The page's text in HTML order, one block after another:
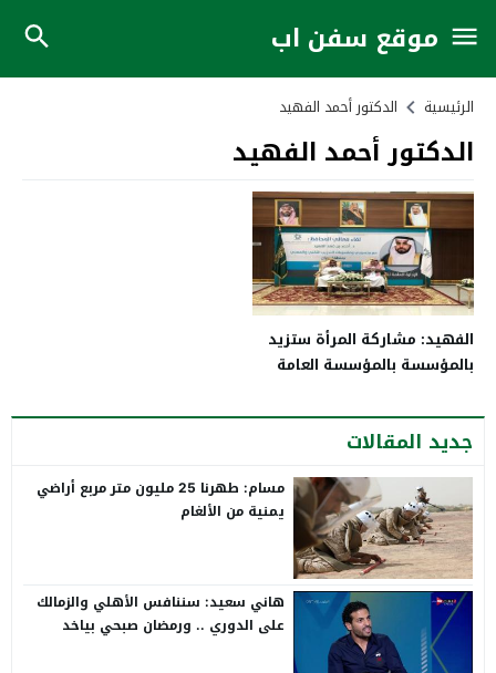
موقع سفن اب
الرئيسية الدكتور أحمد الفهيد
الدكتور أحمد الفهيد
الفهيد: مشاركة المرأة ستزيد
بالمؤسسة بالمؤسسة العامة
2021
جديد المقالات
مسام: طهرنا 25 مليون متر مربع أراضي
يمنية من الألغام
هاني سعيد: سننافس الأهلي والزمالك
على الدوري .. ورمضان صبحي بياخد